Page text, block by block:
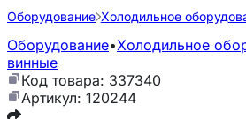
Оборудование Холодильное
Оборудование•Холодильное
винные
Код товара: 337340
Артикул: 120244